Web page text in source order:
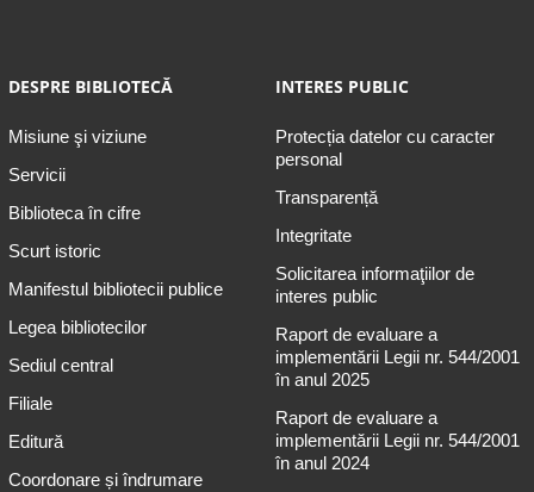
DESPRE BIBLIOTECĂ
Misiune şi viziune
Servicii
Biblioteca în cifre
Scurt istoric
Manifestul bibliotecii publice
Legea bibliotecilor
Sediul central
Filiale
Editură
Coordonare și îndrumare
INTERES PUBLIC
Protecția datelor cu caracter
personal
Transparență
Integritate
Solicitarea informaţiilor de
interes public
Raport de evaluare a
implementării Legii nr. 544/2001
în anul 2025
Raport de evaluare a
implementării Legii nr. 544/2001
în anul 2024